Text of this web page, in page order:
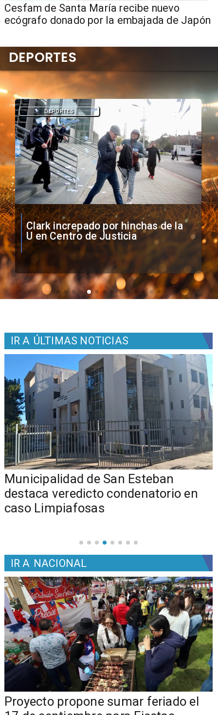
Cesfam de Santa María recibe nuevo
ecógrafo donado por la embajada de Japón
Vozinha firma contrato con Colo
Colo como nuevo arquero
DEPORTES
DEPORTES
IR A ÚLTIMAS NOTICIAS
Municipalidad de San Esteban
destaca veredicto condenatorio en
caso Limpiafosas
IR A NACIONAL
Proyecto propone sumar feriado el